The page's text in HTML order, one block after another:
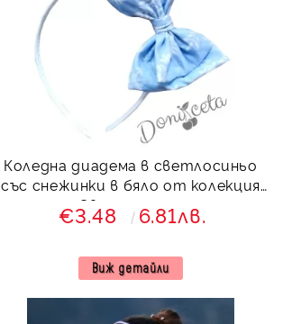
Коледна диадема в светлосиньо
със снежинки в бяло от колекция
Светлосияна
€3.48 6.81лв.
Виж детайли